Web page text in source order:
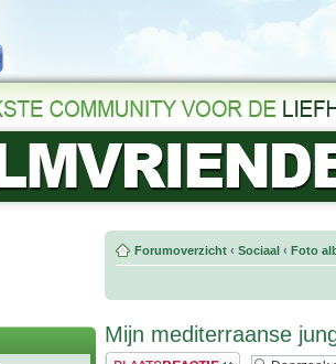
Forumoverzicht ‹ Sociaal ‹ Foto
Mijn mediterraanse
Plaats een reactie